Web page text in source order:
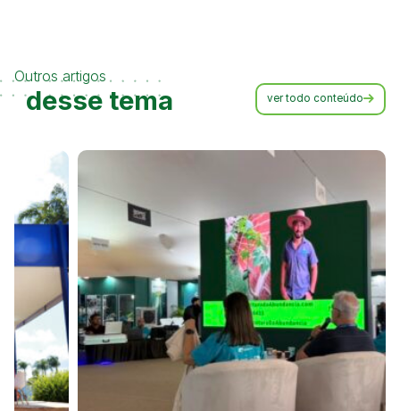
Outros artigos
desse tema ver todo conteúdo